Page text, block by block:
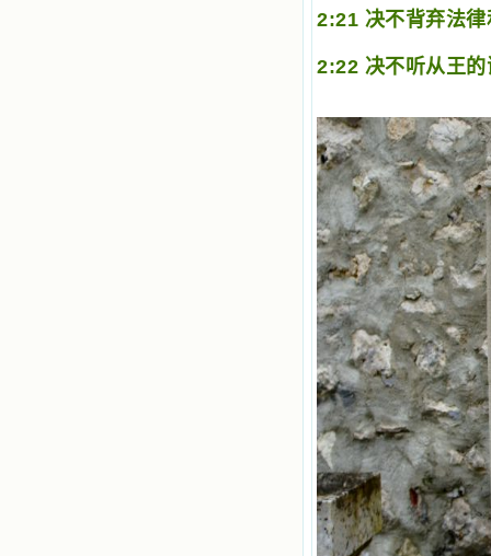
2:21 决不背弃法
2:22 决不听从王